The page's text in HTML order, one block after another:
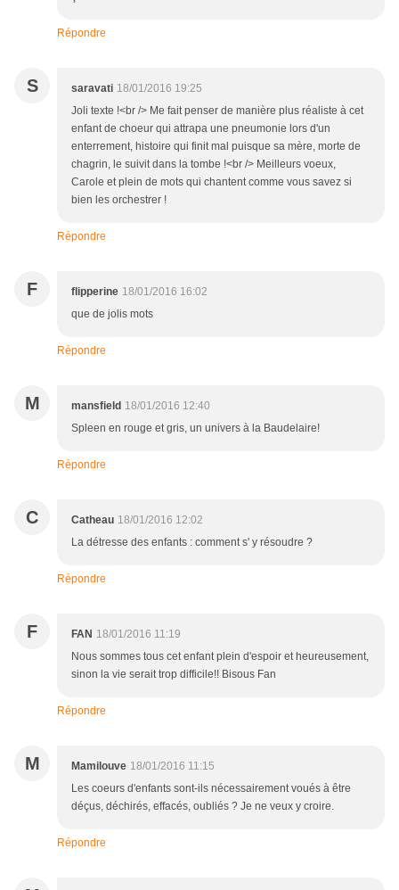
Répondre
S saravati 18/01/2016 19:25
Joli texte !<br /> Me fait penser de manière plus réaliste à cet
enfant de choeur qui attrapa une pneumonie lors d'un
enterrement, histoire qui finit mal puisque sa mère, morte de
chagrin, le suivit dans la tombe !<br /> Meilleurs voeux,
Carole et plein de mots qui chantent comme vous savez si
bien les orchestrer !
Répondre
F flipperine 18/01/2016 16:02
que de jolis mots
Répondre
M mansfield 18/01/2016 12:40
Spleen en rouge et gris, un univers à la Baudelaire!
Répondre
C Catheau 18/01/2016 12:02
La détresse des enfants : comment s' y résoudre ?
Répondre
F FAN 18/01/2016 11:19
Nous sommes tous cet enfant plein d'espoir et heureusement,
sinon la vie serait trop difficile!! Bisous Fan
Répondre
M Mamilouve 18/01/2016 11:15
Les coeurs d'enfants sont-ils nécessairement voués à être
déçus, déchirés, effacés, oubliés ? Je ne veux y croire.
Répondre